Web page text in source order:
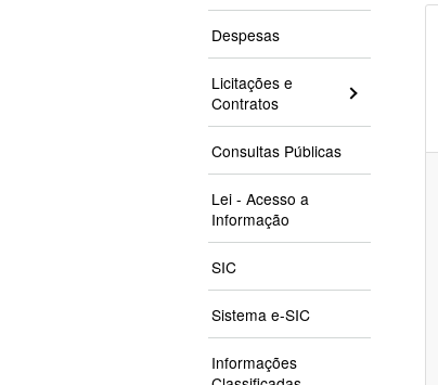
Despesas
Licitações e
Contratos
Consultas Públicas
Lei - Acesso a
Informação
SIC
Sistema e-SIC
Informações